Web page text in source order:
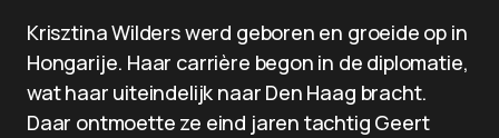
Krisztina Wilders werd geboren en groeide op in
Hongarije. Haar carrière begon in de diplomatie,
wat haar uiteindelijk naar Den Haag bracht.
Daar ontmoette ze eind jaren tachtig Geert